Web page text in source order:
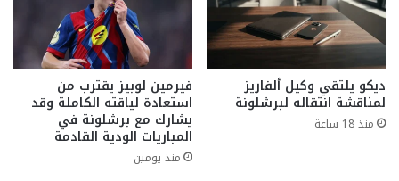
ديكو يلتقي وكيل ألفاريز
لمناقشة انتقاله لبرشلونة
منذ 18 ساعة
فيرمين لوبيز يقترب من
استعادة لياقته الكاملة وقد
يشارك مع برشلونة في
المباريات الودية القادمة
منذ يومين